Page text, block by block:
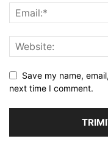
Save my name,
next time I comment.